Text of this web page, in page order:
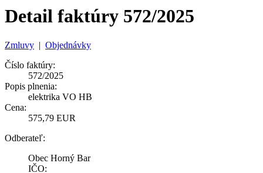
Detail faktúry 572/2025
Zmluvy | Objednávky
Číslo faktúry:
572/2025
Popis plnenia:
elektrika VO HB
Cena:
575,79 EUR
Odberateľ:
Obec Horný Bar
IČO: